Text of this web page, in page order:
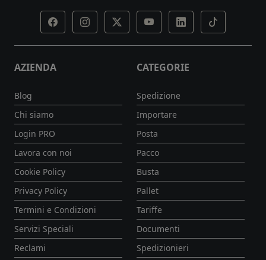
AZIENDA
Blog
Chi siamo
Login PRO
Lavora con noi
Cookie Policy
Privacy Policy
Termini e Condizioni
Servizi Speciali
Reclami
CATEGORIE
Spedizione
Importare
Posta
Pacco
Busta
Pallet
Tariffe
Documenti
Spedizionieri